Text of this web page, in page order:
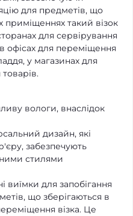
для предметів, що
приміщеннях такий візок
для сервірування
офісах для переміщення
у магазинах для
вологи, внаслідок
дизайн, які
забезпечують
стилями
виїмки для запобігання
що зберігаються в
візка. Це